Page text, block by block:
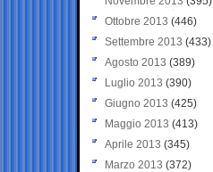
Ottobre 2013 (446)
Settembre 2013 (433)
Agosto 2013 (389)
Luglio 2013 (390)
Giugno 2013 (425)
Maggio 2013 (413)
Aprile 2013 (345)
Marzo 2013 (372)